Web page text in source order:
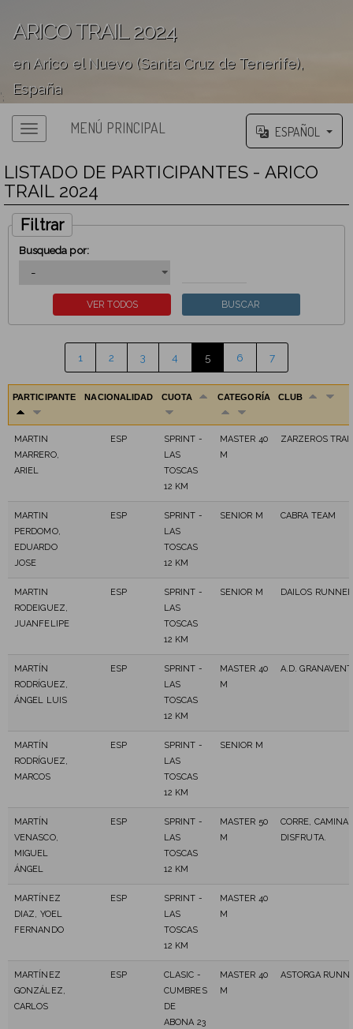
ARICO TRAIL 2024
en Arico el Nuevo (Santa Cruz de Tenerife),
España
';
MENÚ PRINCIPAL ESPAÑOL
LISTADO DE PARTICIPANTES - ARICO
TRAIL 2024
Filtrar
Busqueda por:
1 2 3 4 5 6 7
PARTICIPANTE NACIONALIDAD CUOTA CATEGORÍA CLUB
MARTIN
MARRERO,
ARIEL
ESP
SPRINT -
LAS
TOSCAS
12 KM
MASTER 40
M
ZARZEROS
MARTIN
PERDOMO,
EDUARDO
JOSE
ESP
SPRINT -
LAS
TOSCAS
12 KM
SENIOR M CABRA TEAM
MARTIN
RODEIGUEZ,
JUANFELIPE
ESP
SPRINT -
LAS
TOSCAS
12 KM
SENIOR M DAILOS
MARTÍN
RODRÍGUEZ,
ÁNGEL LUIS
ESP
SPRINT -
LAS
TOSCAS
12 KM
MASTER 40
M
A.D.
MARTÍN
RODRÍGUEZ,
MARCOS
ESP
SPRINT -
LAS
TOSCAS
12 KM
SENIOR M
MARTÍN
VENASCO,
MIGUEL
ÁNGEL
ESP
SPRINT -
LAS
TOSCAS
12 KM
MASTER 50
M
CORRE, CAMINA
DISFRUTA.
MARTÍNEZ
DIAZ, YOEL
FERNANDO
ESP
SPRINT -
LAS
TOSCAS
12 KM
MASTER 40
M
MARTÍNEZ
GONZÁLEZ,
CARLOS
ESP
CLASIC -
CUMBRES
DE
ABONA 23
MASTER 40
M
ASTORGA